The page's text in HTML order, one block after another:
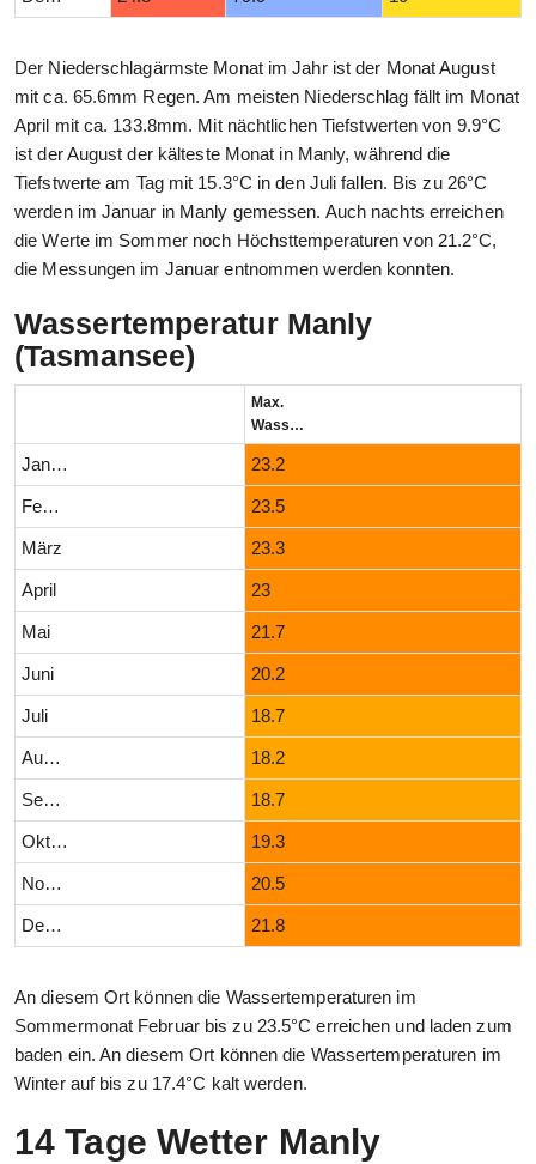
Der Niederschlagärmste Monat im Jahr ist der Monat August
mit ca. 65.6mm Regen. Am meisten Niederschlag fällt im Monat
April mit ca. 133.8mm. Mit nächtlichen Tiefstwerten von 9.9°C
ist der August der kälteste Monat in Manly, während die
Tiefstwerte am Tag mit 15.3°C in den Juli fallen. Bis zu 26°C
werden im Januar in Manly gemessen. Auch nachts erreichen
die Werte im Sommer noch Höchsttemperaturen von 21.2°C,
die Messungen im Januar entnommen werden konnten.
Wassertemperatur Manly
(Tasmansee)
Max.
Wassertemperatur (°C)
Januar 23.2
Februar 23.5
März 23.3
April 23
Mai 21.7
Juni 20.2
Juli 18.7
August 18.2
September 18.7
Oktober 19.3
November 20.5
Dezember 21.8
An diesem Ort können die Wassertemperaturen im
Sommermonat Februar bis zu 23.5°C erreichen und laden zum
baden ein. An diesem Ort können die Wassertemperaturen im
Winter auf bis zu 17.4°C kalt werden.
14 Tage Wetter Manly